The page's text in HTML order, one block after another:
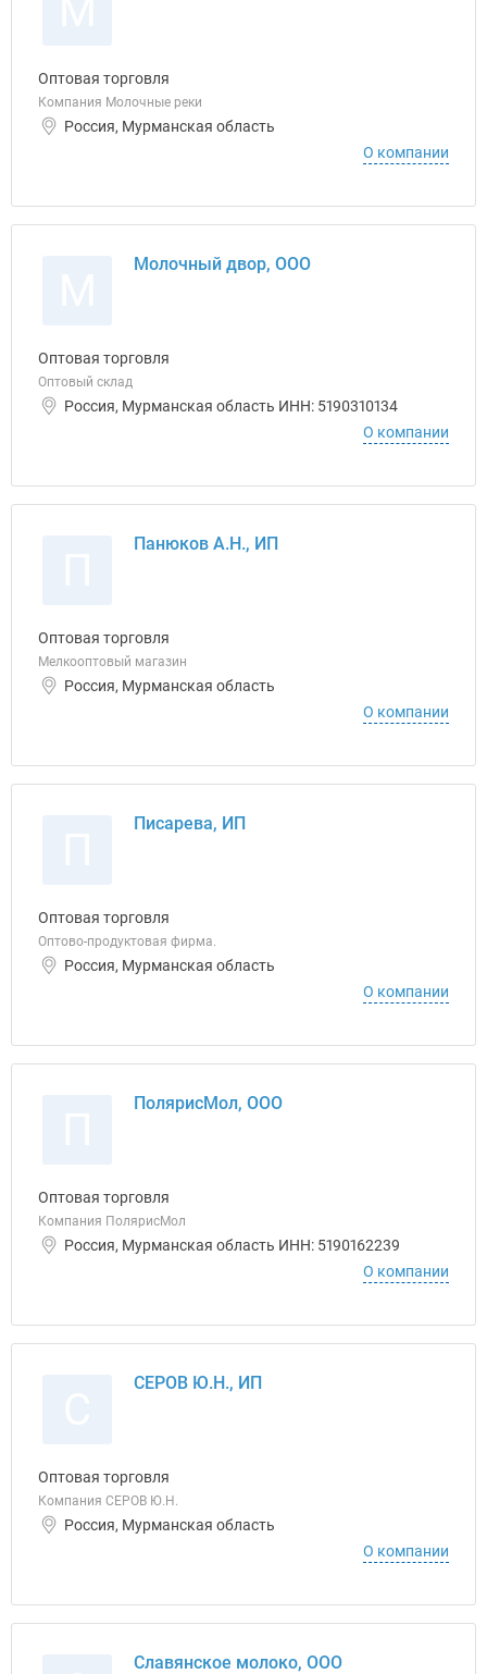
Оптовая торговля
Компания Молочные реки
Россия, Мурманская область
О компании
Молочный двор, ООО
Оптовая торговля
Оптовый склад
Россия, Мурманская область ИНН: 5190310134
О компании
Панюков А.Н., ИП
Оптовая торговля
Мелкооптовый магазин
Россия, Мурманская область
О компании
Писарева, ИП
Оптовая торговля
Оптово-продуктовая фирма.
Россия, Мурманская область
О компании
ПолярисМол, ООО
Оптовая торговля
Компания ПолярисМол
Россия, Мурманская область ИНН: 5190162239
О компании
СЕРОВ Ю.Н., ИП
Оптовая торговля
Компания СЕРОВ Ю.Н.
Россия, Мурманская область
О компании
Славянское молоко, ООО